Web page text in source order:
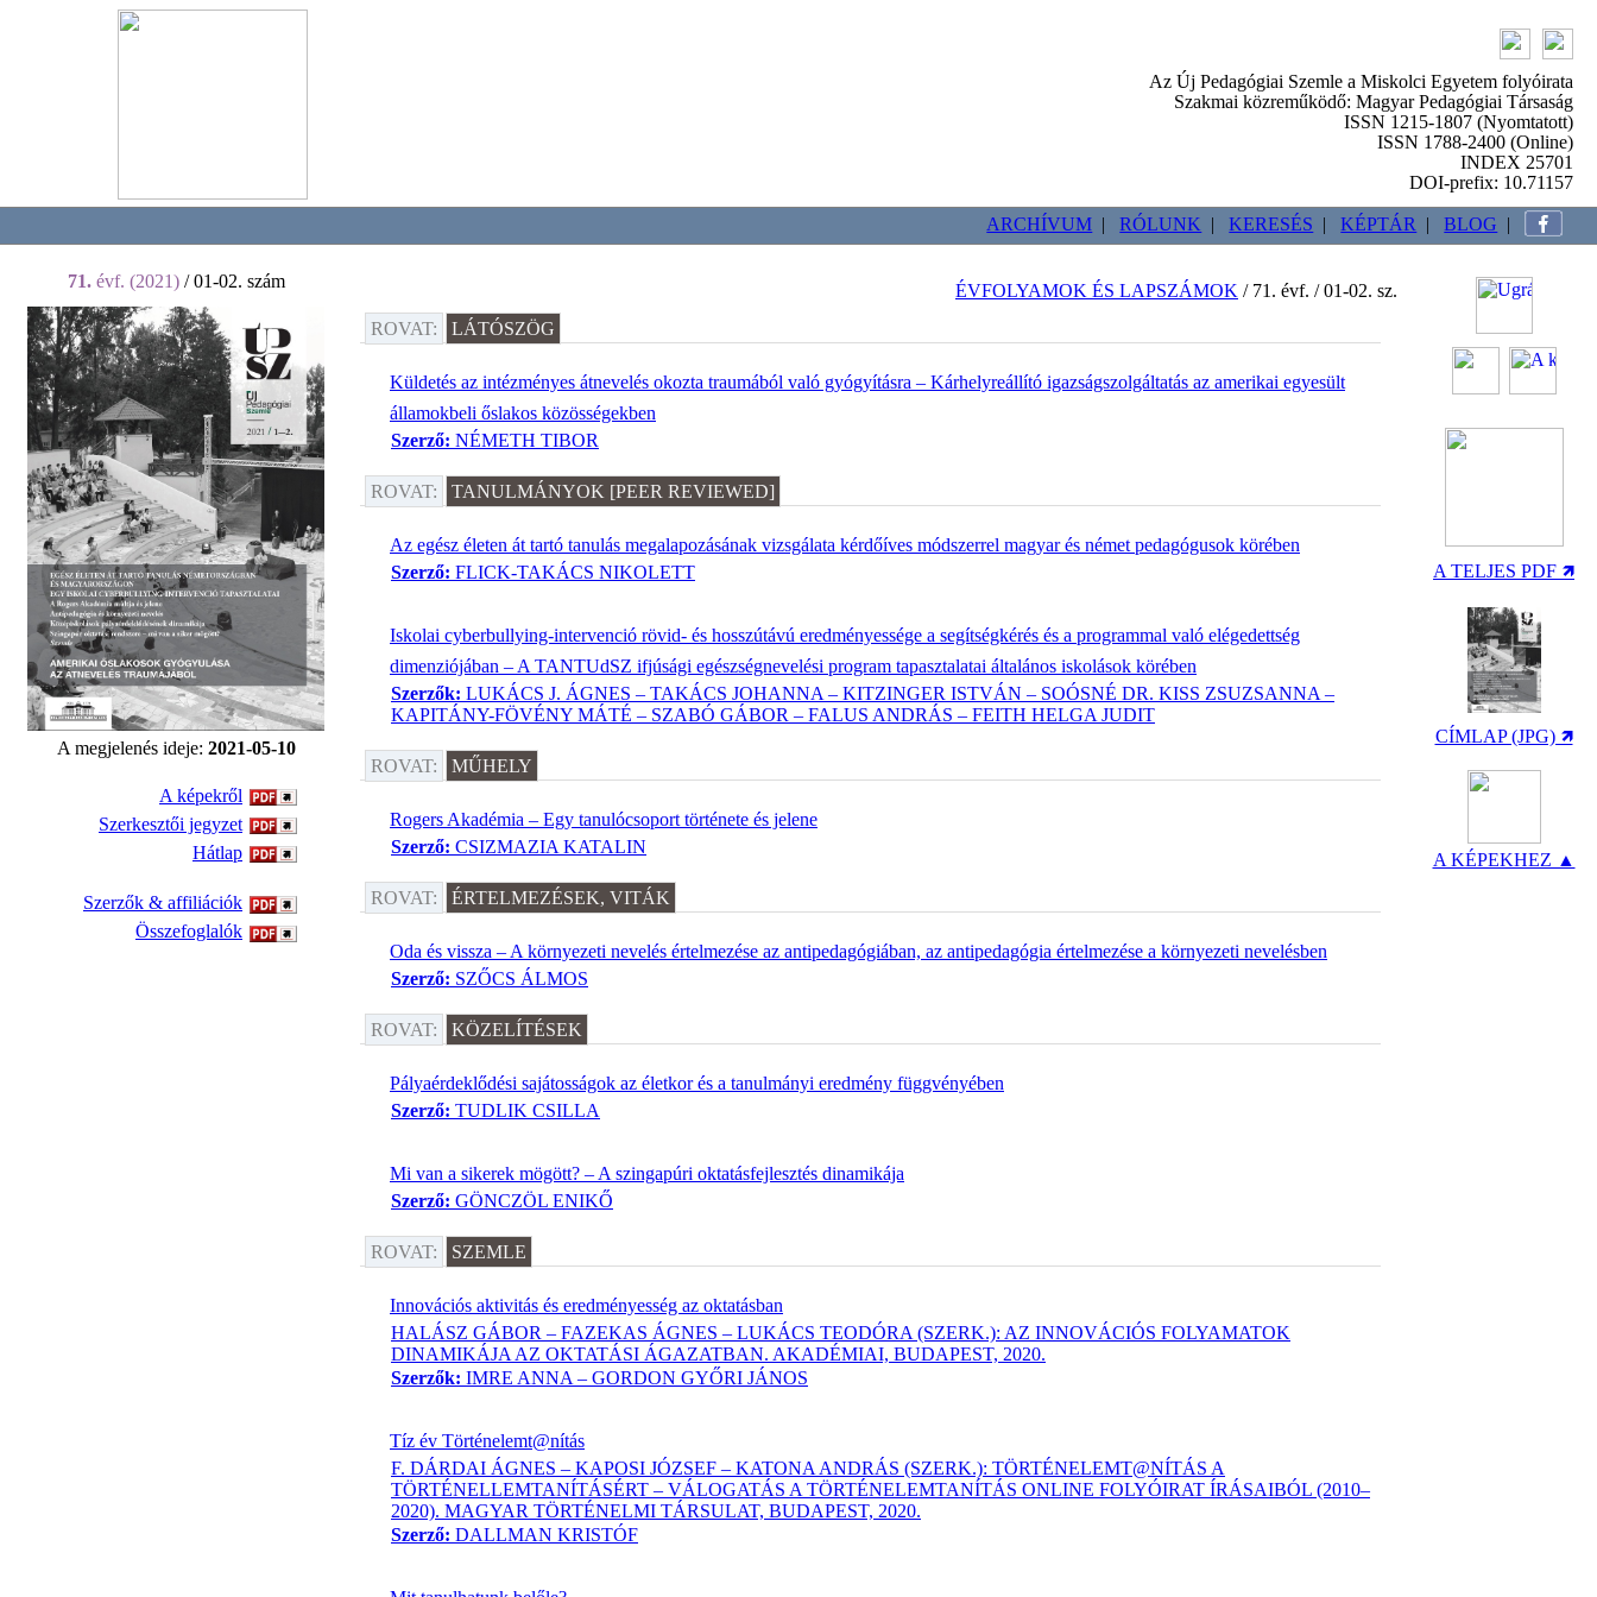
Az Új Pedagógiai Szemle a Miskolci Egyetem folyóirata
Szakmai közreműködő: Magyar Pedagógiai Társaság
ISSN 1215-1807 (Nyomtatott)
ISSN 1788-2400 (Online)
INDEX 25701
DOI-prefix: 10.71157
ARCHÍVUM | RÓLUNK | KERESÉS | KÉPTÁR | BLOG |
71.évf. (2021)/ 01-02. szám
A megjelenés ideje: 2021-05-10
A képekről
Szerkesztői jegyzet
Hátlap
Szerzők & affiliációk
Összefoglalók
ÉVFOLYAMOK ÉS LAPSZÁMOK / 71. évf. / 01-02. sz.
ROVAT:
LÁTÓSZÖG
Küldetés az intézményes átnevelés okozta traumából való gyógyításra – Kárhelyreállító igazságszolgáltatás az amerikai egyesült
államokbeli őslakos közösségekben
Szerző: NÉMETH TIBOR
ROVAT: TANULMÁNYOK [PEER REVIEWED]
Az egész életen át tartó tanulás megalapozásának vizsgálata kérdőíves módszerrel magyar és német pedagógusok körében
Szerző: FLICK-TAKÁCS NIKOLETT
Iskolai cyberbullying-intervenció rövid- és hosszútávú eredményessége a segítségkérés és a programmal való elégedettség
dimenziójában – A TANTUdSZ ifjúsági egészségnevelési program tapasztalatai általános iskolások körében
Szerzők: LUKÁCS J. ÁGNES – TAKÁCS JOHANNA – KITZINGER ISTVÁN – SOÓSNÉ DR. KISS ZSUZSANNA –
KAPITÁNY-FÖVÉNY MÁTÉ – SZABÓ GÁBOR – FALUS ANDRÁS – FEITH HELGA JUDIT
ROVAT: MŰHELY
Rogers Akadémia – Egy tanulócsoport története és jelene
Szerző: CSIZMAZIA KATALIN
ROVAT: ÉRTELMEZÉSEK, VITÁK
Oda és vissza – A környezeti nevelés értelmezése az antipedagógiában, az antipedagógia értelmezése a környezeti nevelésben
Szerző: SZŐCS ÁLMOS
ROVAT: KÖZELÍTÉSEK
Pályaérdeklődési sajátosságok az életkor és a tanulmányi eredmény függvényében
Szerző: TUDLIK CSILLA
Mi van a sikerek mögött? – A szingapúri oktatásfejlesztés dinamikája
Szerző: GÖNCZÖL ENIKŐ
ROVAT: SZEMLE
Innovációs aktivitás és eredményesség az oktatásban
HALÁSZ GÁBOR – FAZEKAS ÁGNES – LUKÁCS TEODÓRA (SZERK.): AZ INNOVÁCIÓS FOLYAMATOK
DINAMIKÁJA AZ OKTATÁSI ÁGAZATBAN. AKADÉMIAI, BUDAPEST, 2020.
Szerzők: IMRE ANNA – GORDON GYŐRI JÁNOS
Tíz év Történelemt@nítás
F. DÁRDAI ÁGNES – KAPOSI JÓZSEF – KATONA ANDRÁS (SZERK.): TÖRTÉNELEMT@NÍTÁS A
TÖRTÉNELLEMTANÍTÁSÉRT – VÁLOGATÁS A TÖRTÉNELEMTANÍTÁS ONLINE FOLYÓIRAT ÍRÁSAIBÓL (2010–
2020). MAGYAR TÖRTÉNELMI TÁRSULAT, BUDAPEST, 2020.
Szerző: DALLMAN KRISTÓF
A TELJES PDF 🡽
CÍMLAP (JPG) 🡽
A KÉPEKHEZ ▲